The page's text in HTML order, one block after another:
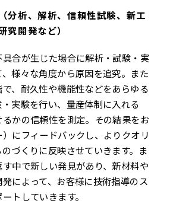
分析、解析、信頼性試験、新工
究開発など）
合が生じた場合に解析・試験・実
様々な角度から原因を追究。また
、耐久性や機能性などをあらゆる
実験を行い、量産体制に入れる
かの信頼性を測定。その結果をお
にフィードバックし、よりクオリ
づくりに反映させていきます。ま
中で新しい発見があり、新材料や
によって、お客様に技術指導のス
トしていきます。